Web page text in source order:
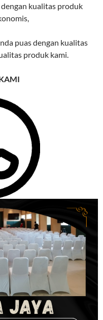
kualitas produk
puas dengan kualitas
produk kami.